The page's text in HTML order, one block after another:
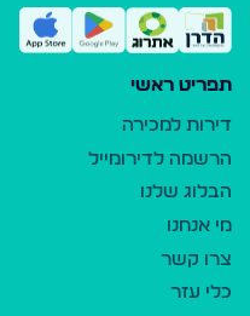
תפריט ראשי
דירות למכירה
הרשמה לדירומייל
הבלוג שלנו
מי אנחנו
צרו קשר
כלי עזר